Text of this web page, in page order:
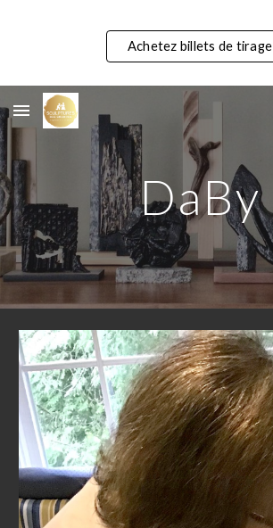
Skip to main content
Achetez billets de tirage
DaBy